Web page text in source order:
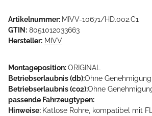
Artikelnummer: MIVV-10671/HD.002.C1
GTIN: 8051012033663
Hersteller: MIVV
Montageposition:ORIGINAL
Betriebserlaubnis (db):Ohne Genehmigung
Betriebserlaubnis (co2):Ohne
passende Fahrzeugtypen:
Hinweise: Katlose Rohre, kompatibel mit